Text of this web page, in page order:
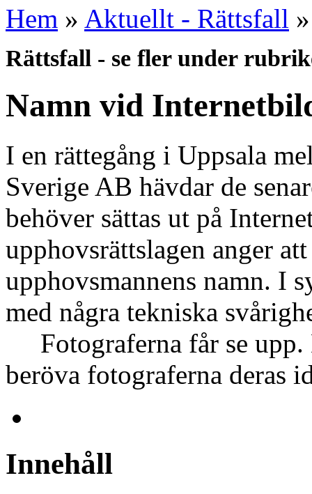
Hem » Aktuellt - Rättsfall
Rättsfall - se fler under
Namn vid
I en rättegång i Uppsala
Sverige AB hävdar de
behöver sättas ut på
upphovsrättslagen anger
upphovsmannens namn. I
med några tekniska
Fotograferna får se upp.
beröva fotograferna deras
Innehåll